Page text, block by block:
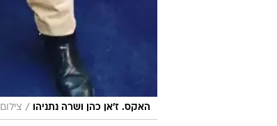
האקס. ז'אן כהן ושרה נתניהו /